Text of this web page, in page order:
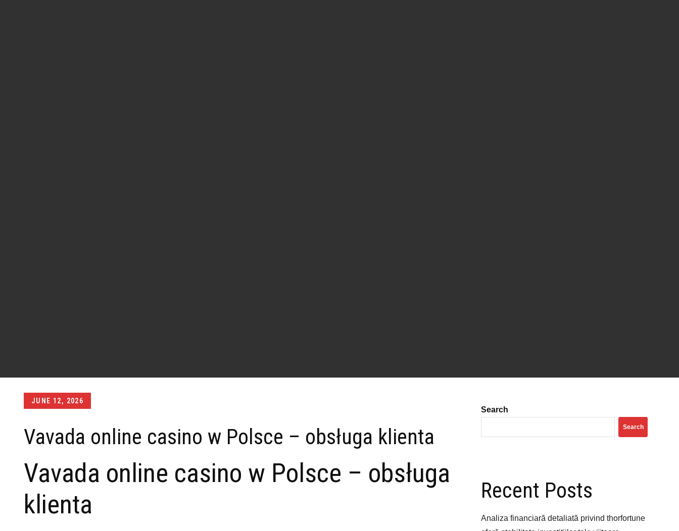
Posted
JUNE 12, 2026
Vavada online casino w Polsce – obsługa klienta
Vavada online casino w Polsce – obsługa
klienta
Search
Search
Recent Posts
Analiza financiară detaliată privind thorfortune